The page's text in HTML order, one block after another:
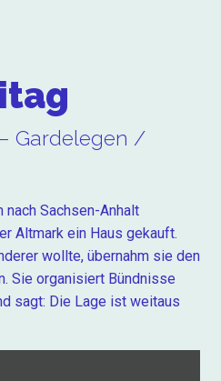
Gardelegen /
Sachsen-Anhalt
Altmark ein Haus gekauft.
wollte, übernahm sie den
Sie organisiert Bündnisse
sagt: Die Lage ist weitaus